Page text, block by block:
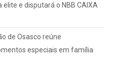
e disputará o NBB CAIXA
de Osasco reúne
especiais em família